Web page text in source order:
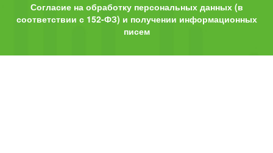
Согласие на обработку персональных данных (в
соответствии с 152-ФЗ) и получении информационных
писем